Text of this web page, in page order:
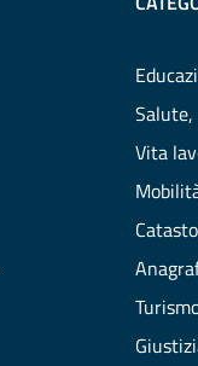
Salute,
Vita